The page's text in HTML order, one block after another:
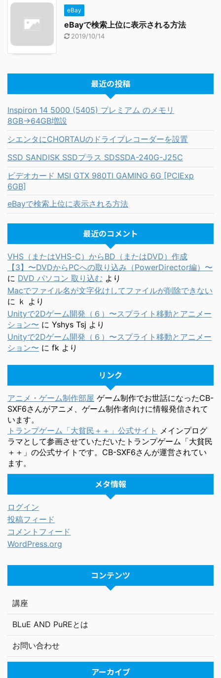
eBay
eBayで検索上位に表示される方法
2019/10/14
最近の投稿
Inspiron 14 5000 (5405) プレミアム のメモリ
8GB→64GB増設
シエンタにCHORTAUのドライブレコーダーを設置
SSD SANDISK SSDプラス SDSSDA-240G-J25C
ビデオカード MSI GTX 980TI GAMING 6G [PCIExp
6GB]
eBayで検索上位に表示される方法
最近のコメント
VHS（またはVHS-C）からBD（またはDVD）作成
【3】〜DVDからPCへの取り込み（PowerDirector編）〜
に DVD パソコン 取り込む より
Macでファイル名が文字化けしてファイルが削除できない
に ｋ より
Unityで2Dゲーム開発（６）〜スプライト移動とアニメー
ション〜 に Yshys Tsj より
Unityで2Dゲーム開発（６）〜スプライト移動とアニメー
ション〜 に fk より
リンク
アニメ・ゲーム制作部屋 ゲーム制作でお世話になったCB-
SXF6さんがアニメ、ゲーム制作者向けに情報発信されて
います。
トランプゲーム「大貧民＋＋」公式サイト メインプログ
ラマとして参画させていただいたトランプゲーム「大貧民
＋＋」の公式サイトです。CB-SXF6さんが運営されてい
ます。
メタ情報
ログイン
投稿フィード
コメントフィード
WordPress.org
コンテンツ
講座
BLuE AND PuREとは
お問い合わせ
アーカイブ